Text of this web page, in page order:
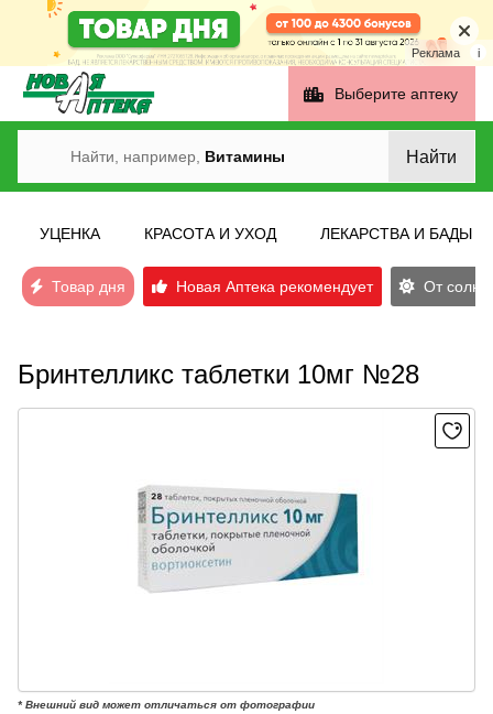
Реклама i
Выберите аптеку
Найти, например, Витамины Найти
УЦЕНКА КРАСОТА И УХОД ЛЕКАРСТВА И БАДЫ
Товар дня Новая Аптека рекомендует От
Бринтелликс таблетки 10мг №28
* Внешний вид может отличаться от фотографии